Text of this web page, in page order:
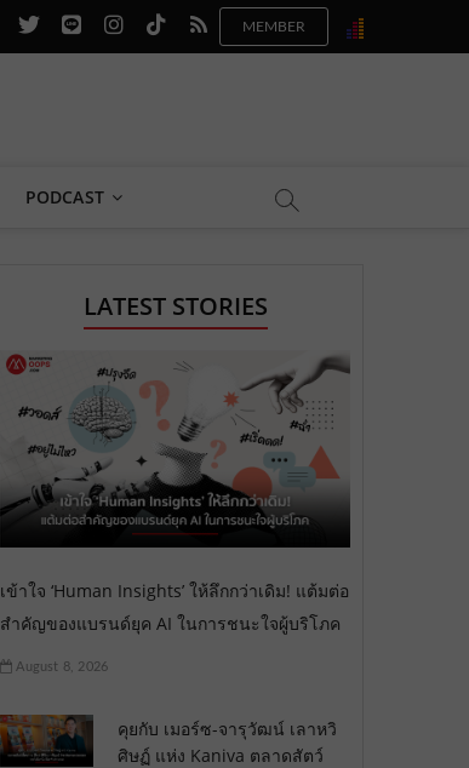
c
x
m
l
.
i
a
m
.
o
m
t
c
o
m
r
PODCAST
LATEST STORIES
เข้าใจ ‘Human Insights’ ให้ลึกกว่าเดิม! แต้มต่อ
สำคัญของแบรนด์ยุค AI ในการชนะใจผู้บริโภค
August 8, 2026
คุยกับ เมอร์ซ-จารุวัฒน์ เลาหวิ
ศิษฏ์ แห่ง Kaniva ตลาดสัตว์